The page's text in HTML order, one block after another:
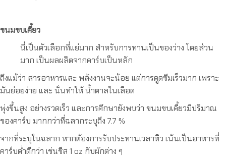
ขนมขบเคี้ยว
นี่เป็นตัวเลือกที่แย่มาก สำหรับการทานเป็นของว่าง โดยส่วน
มาก เป็นผลผลิตจากคาร์บเป็นหลัก
ถึงแม้ว่า สารอาหารและ พลังงานจะน้อย แต่การดูดซึมเร็วมาก เพราะ
มันย่อยง่าย และ นั่นทำให้ น้ำตาลในเลือด
พุ่งขึ้นสูง อย่างรวดเร็ว และการศึกษายังพบว่า ขนมขบเคี้ยวมีปริมาณ
ของคาร์บ มากกว่าที่ฉลากระบุถึง 7.7 %
จากที่ระบุในฉลาก หากต้องการรับประทานเวลาหิว เน้นเป็นอาหารที่
คาร์บต่ำดีกว่า เช่นชีส 1 oz กับผักต่าง ๆ